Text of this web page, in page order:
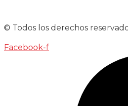
© Todos los derechos
Facebook-f